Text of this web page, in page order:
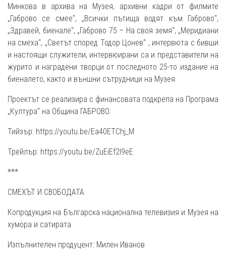
Минкова в архива на Музея, архивни кадри от филмите
„Габрово се смее“, „Всички пътища водят към Габрово“,
„Здравей, биенале“, „Габрово 75 – На своя земя“, „Меридиани
на смеха“, „Светът според Тодор Цонев“ , интервюта с бивши
и настоящи служители, интервюирани са и представители на
журито и наградени творци от последното 25-то издание на
биеналето, както и външни сътрудници на Музея.
Проектът се реализира с финансовата подкрепа на Програма
„Култура“ на Община ГАБРОВО.
Тийзър: https://youtu.be/Ea40ETChj_M
Трейлър: https://youtu.be/ZuEiEf2l9eE
***
СМЕХЪТ И СВОБОДАТА
Копродукция на Българска национална телевизия и Музея на
хумора и сатирата
Изпълнителен продуцент: Милен Иванов